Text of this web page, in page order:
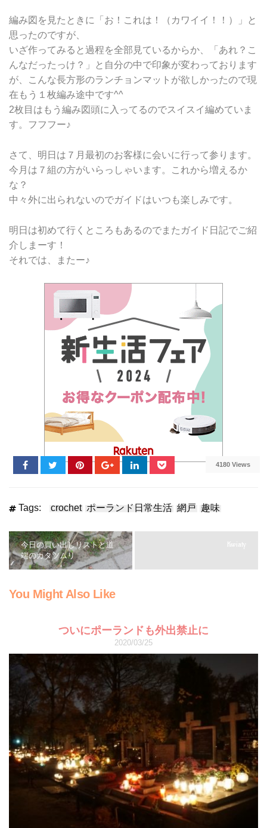
編み図を見たときに「お！これは！（カワイイ！！）」と
思ったのですが、
いざ作ってみると過程を全部見ているからか、「あれ？こ
んなだったっけ？」と自分の中で印象が変わっております
が、こんな長方形のランチョンマットが欲しかったので現
在もう１枚編み途中です^^
2枚目はもう編み図頭に入ってるのでスイスイ編めていま
す。フフフー♪
さて、明日は７月最初のお客様に会いに行って参ります。
今月は７組の方がいらっしゃいます。これから増えるか
な？
中々外に出られないのでガイドはいつも楽しみです。
明日は初めて行くところもあるのでまたガイド日記でご紹
介しまーす！
それでは、またー♪
4180 Views
Tags: crochet ポーランド日常生活 網戸 趣味
今日の買い出しリストと道
端のカタツムリ
Kwiaty
You Might Also Like
ついにポーランドも外出禁止に
2020/03/25